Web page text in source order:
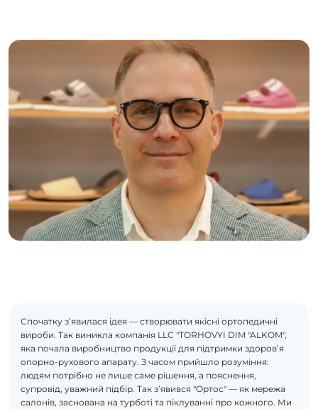
Спочатку з’явилася ідея — створювати якісні ортопедичні
вироби. Так виникла компанія LLC "TORHOVYI DIM "ALKOM",
яка почала виробництво продукції для підтримки здоров’я
опорно-рухового апарату. З часом прийшло розуміння:
людям потрібно не лише саме рішення, а пояснення,
супровід, уважний підбір. Так з’явився "Ортос" — як мережа
салонів, заснована на турботі та піклуванні про кожного. Ми